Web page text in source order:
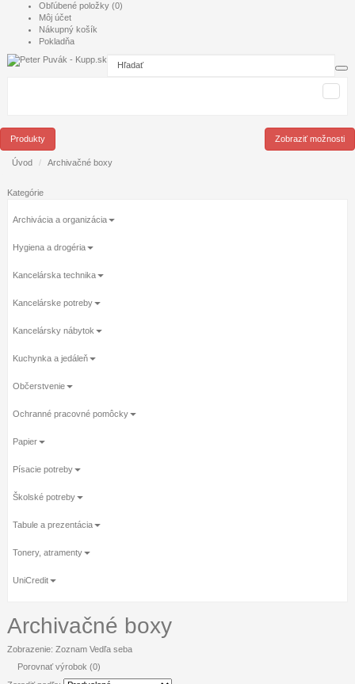
Obľúbené položky (0)
Môj účet
Nákupný košík
Pokladňa
Produkty Zobraziť možnosti
Úvod Archivačné boxy
Kategórie
Archivácia a organizácia
Hygiena a drogéria
Kancelárska technika
Kancelárske potreby
Kancelársky nábytok
Kuchynka a jedáleň
Občerstvenie
Ochranné pracovné pomôcky
Papier
Písacie potreby
Školské potreby
Tabule a prezentácia
Tonery, atramenty
UniCredit
Archivačné boxy
Zobrazenie: Zoznam Vedľa seba
Porovnať výrobok (0)